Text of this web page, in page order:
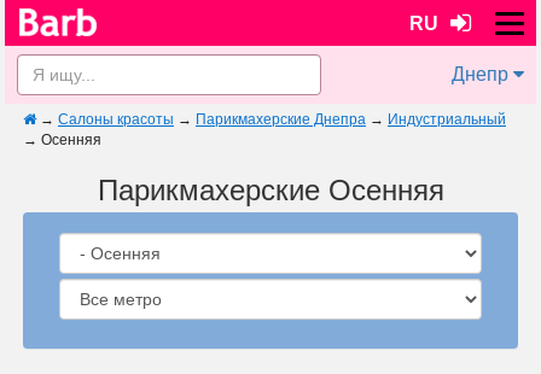
RU
Днепр
→ Салоны красоты → Парикмахерские Днепра → Индустриальный
→ Осенняя
Парикмахерские Осенняя